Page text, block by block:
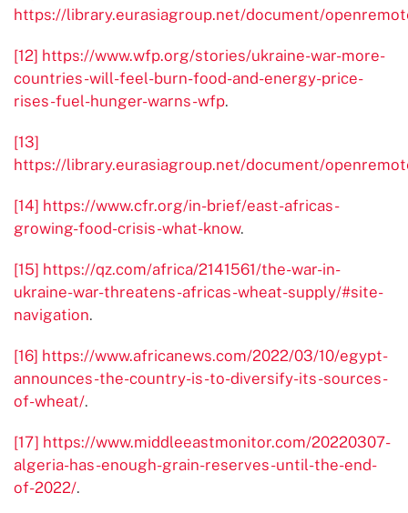
https://library.eurasiagroup.net/document/
[12] https://www.wfp.org/stories/ukraine-war-more-
countries-will-feel-burn-food-and-energy-price-
rises-fuel-hunger-warns-wfp.
[13]
https://library.eurasiagroup.net/document/
[14] https://www.cfr.org/in-brief/east-africas-
growing-food-crisis-what-know.
[15] https://qz.com/africa/2141561/the-war-in-
ukraine-war-threatens-africas-wheat-supply/#site-
navigation.
[16] https://www.africanews.com/2022/03/10/egypt-
announces-the-country-is-to-diversify-its-sources-
of-wheat/.
[17] https://www.middleeastmonitor.com/20220307-
algeria-has-enough-grain-reserves-until-the-end-
of-2022/.